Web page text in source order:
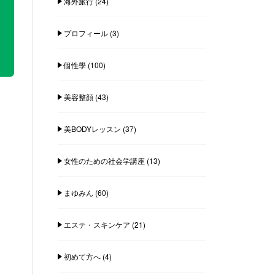
プロフィール(3)
個性學(100)
美容整顔(43)
美BODYレッスン (37)
女性のための社会学講座(13)
まゆみん (60)
エステ・スキンケア (21)
初めて方へ(4)